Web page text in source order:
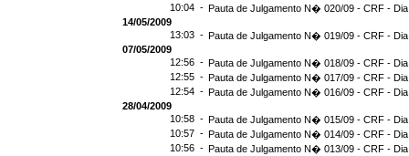
10:04 - Pauta de Julgamento N� 020/09 - CRF -
14/05/2009
13:03 - Pauta de Julgamento N� 019/09 - CRF -
07/05/2009
12:56 - Pauta de Julgamento N� 018/09 - CRF -
12:55 - Pauta de Julgamento N� 017/09 - CRF -
12:54 - Pauta de Julgamento N� 016/09 - CRF -
28/04/2009
10:58 - Pauta de Julgamento N� 015/09 - CRF -
10:57 - Pauta de Julgamento N� 014/09 - CRF -
10:56 - Pauta de Julgamento N� 013/09 - CRF -